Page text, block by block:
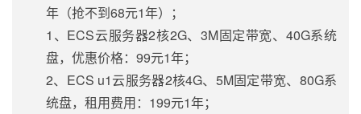
年（抢不到68元1年）；
1、ECS云服务器2核2G、3M固定带宽、40G系统
盘，优惠价格：99元1年；
2、ECS u1云服务器2核4G、5M固定带宽、80G系
统盘，租用费用：199元1年；